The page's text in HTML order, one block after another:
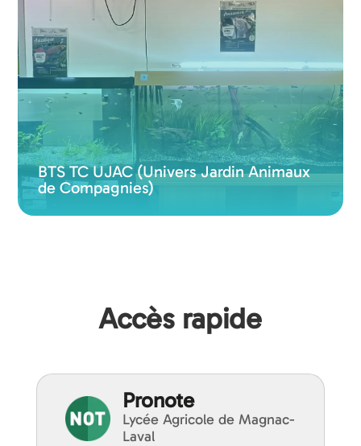
BTS TC UJAC (Univers Jardin Animaux
de Compagnies)
Accès rapide
Pronote
Lycée Agricole de Magnac-
Laval